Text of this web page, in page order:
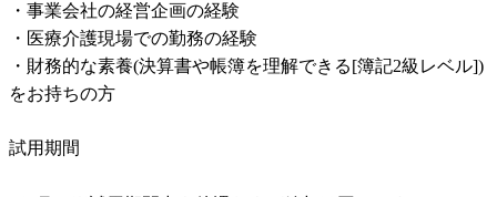
・事業会社の経営企画の経験
・医療介護現場での勤務の経験
・財務的な素養(決算書や帳簿を理解できる[簿記2級レベル])
をお持ちの方
試用期間